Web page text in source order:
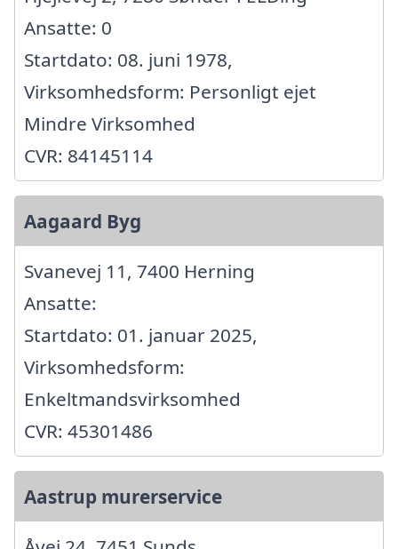
Ansatte: 0
Startdato: 08. juni 1978,
Virksomhedsform: Personligt ejet
Mindre Virksomhed
CVR: 84145114
Aagaard Byg
Svanevej 11, 7400 Herning
Ansatte:
Startdato: 01. januar 2025,
Virksomhedsform:
Enkeltmandsvirksomhed
CVR: 45301486
Aastrup murerservice